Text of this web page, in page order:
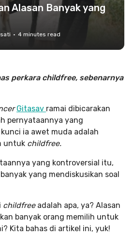
Alasan Banyak yang
· 4 minutes read
perkara childfree, sebenarnya
Gitasav ramai dibicarakan
pernyataannya yang
ia awet muda adalah
untuk childfree.
yang kontroversial itu,
yang mendiskusikan soal
childfree adalah apa, ya? Alasan
banyak orang memilih untuk
Kita bahas di artikel ini, yuk!